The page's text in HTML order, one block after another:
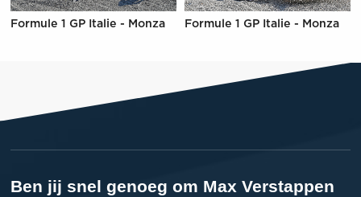
Formule 1 GP Italie - Monza Formule 1 GP Italie - Monza
Ben jij snel genoeg om Max Verstappen